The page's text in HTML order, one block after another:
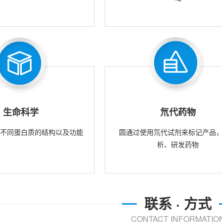
生命科学
同蛋白质的结构以及功能
氘代药物
圆通过使用氘代试剂来标记产品
析、研发药物
联系 · 方式
CONTACT